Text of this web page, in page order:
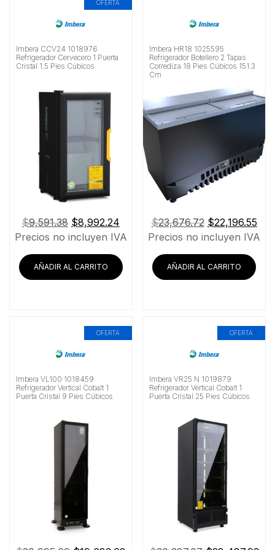
OFERTA
Imbera CCV24 1018976
Refrigerador Cervecero 1 Puerta
Cristal 1.5 Pies Cúbicos
$9,591.38 El
precio
era:
$9,591.38.
$8,992.24El
precio
es:
$8,992.24.
Precios no incluyen IVA
AÑADIR AL CARRITO
Imbera HR18 1025595
Refrigerador Botellero 2 Tapas
Corrediza 18 Pies Cúbicos 151.3
Cm
$23,676.72 El
precio
era:
$23,676.72.
$22,196.55El
Precios no incluyen IVA
AÑADIR AL CARRITO
OFERTA
Imbera VL100 1018459
Refrigerador Vertical Cobalt 1
Puerta Cristal 9 Pies Cúbicos
OFERTA
Imbera VR25 N 1019879
Refrigerador Vertical Cobalt 1
Puerta Cristal 25 Pies Cúbicos